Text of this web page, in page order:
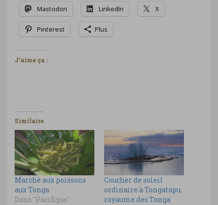
Mastodon LinkedIn X
Pinterest Plus
J’aime ça :
Similaire
Marché aux poissons
aux Tonga
Dans "Pacifique"
Coucher de soleil
ordinaire à Tongatapu,
royaume des Tonga